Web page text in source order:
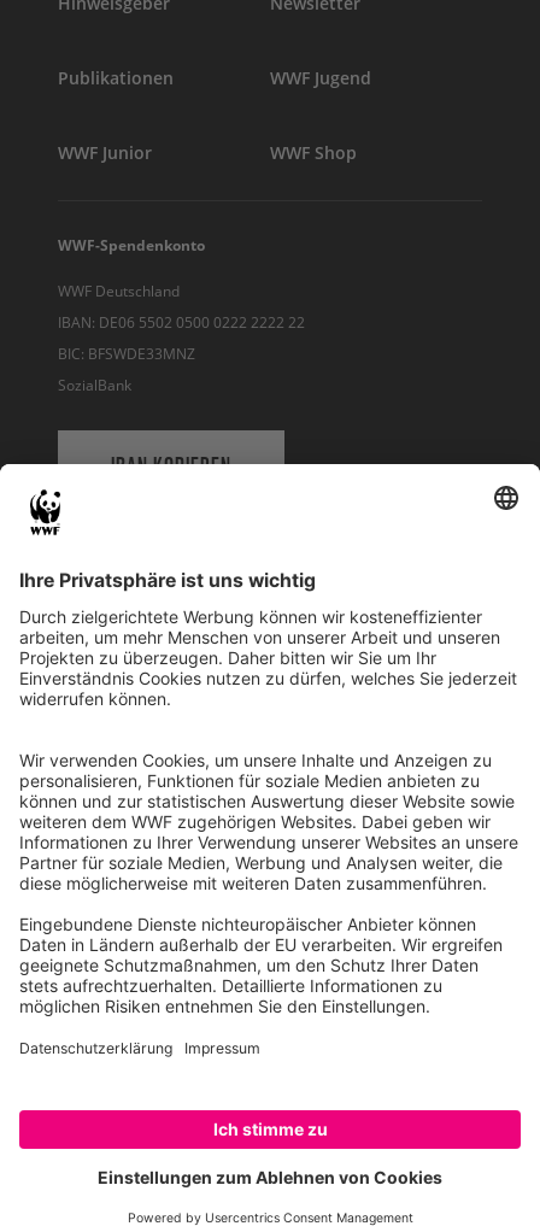
SPENDEN
Publikationen WWF Jugend
WWF Junior WWF Shop
WWF-Spendenkonto
WWF Deutschland
IBAN: DE06 5502 0500 0222 2222 22
BIC: BFSWDE33MNZ
SozialBank
IBAN KOPIEREN
WWF Deutschland
Reinhardtstr. 18
10117 Berlin
Ihre Spende kann steuerlich geltend gemacht werden
Registriert als Stiftung WWF Deutschland, Senatsverwaltung für
Justiz Berlin, Az: 3416/976/2
Umsatzsteuer-Identifikationsnummer: DE 114236103
Freistellungsbescheid: Als gemeinnützige Körperschaft befreit
von der Körperschaftssteuer gem. §5 I 9 KStg. unter der
Steuernummer 27/641/09321